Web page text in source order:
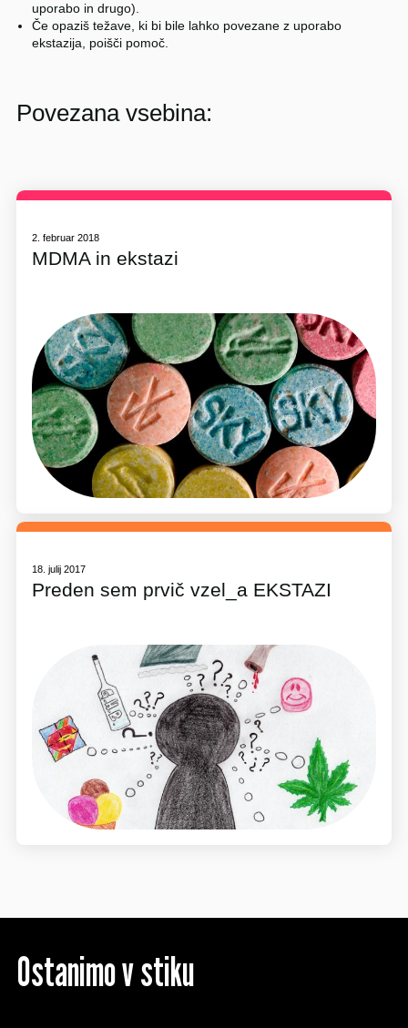
uporabo in drugo).
Če opaziš težave, ki bi bile lahko povezane z uporabo
ekstazija, poišči pomoč.
Povezana vsebina:
2. februar 2018
MDMA in ekstazi
18. julij 2017
Preden sem prvič vzel_a EKSTAZI
Ostanimo v stiku